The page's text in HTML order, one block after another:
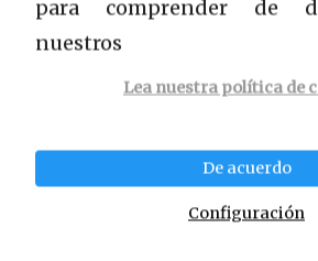
en la orina, el 10% restante
bromo, cobalto,
elementos químicos reducen
para comprender de
nuestros
Lea nuestra política de
De acuerdo
Configuración